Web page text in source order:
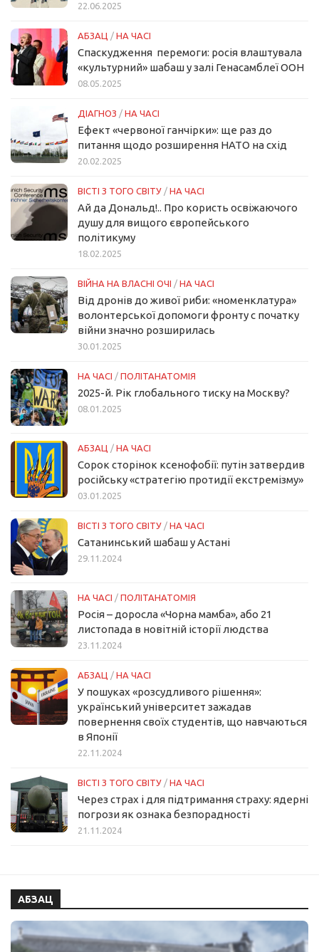
22.06.2025
АБЗАЦ / НА ЧАСІ
Спаскудження перемоги: росія влаштувала
«культурний» шабаш у залі Генасамблеї ООН
08.05.2025
ДІАГНОЗ / НА ЧАСІ
Ефект «червоної ганчірки»: ще раз до
питання щодо розширення НАТО на схід
20.02.2025
ВІСТІ З ТОГО СВІТУ / НА ЧАСІ
Ай да Дональд!.. Про користь освіжаючого
душу для вищого європейського
політикуму
18.02.2025
ВІЙНА НА ВЛАСНІ ОЧІ / НА ЧАСІ
Від дронів до живої риби: «номенклатура»
волонтерської допомоги фронту с початку
війни значно розширилась
30.01.2025
НА ЧАСІ / ПОЛІТАНАТОМІЯ
2025-й. Рік глобального тиску на Москву?
08.01.2025
АБЗАЦ / НА ЧАСІ
Сорок сторінок ксенофобії: путін затвердив
російську «стратегію протидії екстремізму»
03.01.2025
ВІСТІ З ТОГО СВІТУ / НА ЧАСІ
Сатанинський шабаш у Астані
29.11.2024
НА ЧАСІ / ПОЛІТАНАТОМІЯ
Росія – доросла «Чорна мамба», або 21
листопада в новітній історії людства
23.11.2024
АБЗАЦ / НА ЧАСІ
У пошуках «розсудливого рішення»:
український університет зажадав
повернення своїх студентів, що навчаються
в Японії
22.11.2024
ВІСТІ З ТОГО СВІТУ / НА ЧАСІ
Через страх і для підтримання страху: ядерні
погрози як ознака безпорадності
21.11.2024
АБЗАЦ